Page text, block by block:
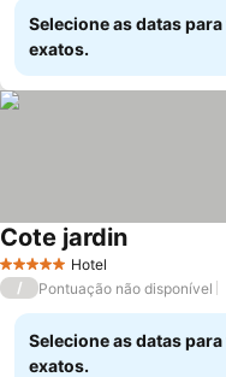
Selecione as datas
exatos.
5 Estrelas Hotel
Cote jardinVer preços
/ Pontuação não disponível
Selecione as datas
exatos.